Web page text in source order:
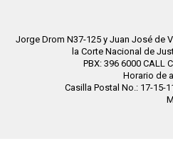
Jorge Drom N37-125 y Juan José de
la Corte Nacional de
PBX: 396 6000 CALL
Horario de
Casilla Postal No.: 17-15-